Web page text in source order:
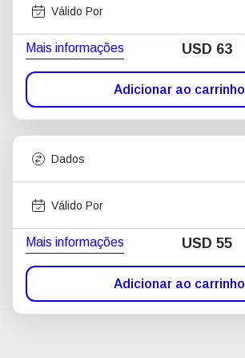
Válido Por
Mais informações USD 63
Adicionar ao carrinho
Dados
Válido Por
Mais informações USD 55
Adicionar ao carrinho